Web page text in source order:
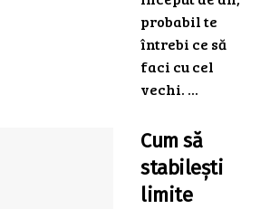
probabil te
întrebi ce să
faci cu cel
vechi. ...
Cum să
stabilești
limite